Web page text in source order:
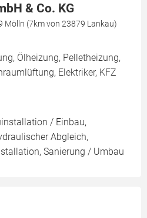
& Co. KG
Mölln (7km von 23879 Lankau)
Ölheizung, Pelletheizung,
Elektriker, KFZ
/ Einbau,
Abgleich,
Sanierung / Umbau